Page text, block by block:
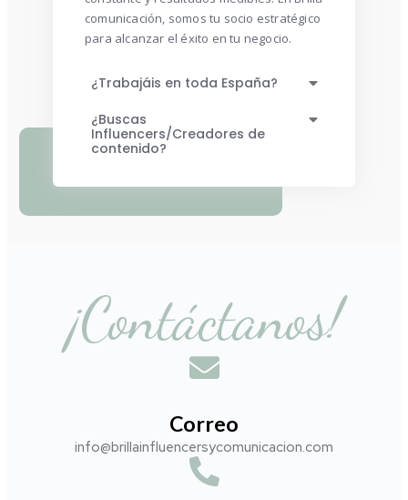
comunicación, somos tu socio estratégico
para alcanzar el éxito en tu negocio.
¿Trabajáis en toda España?
¿Buscas
Influencers/Creadores de
contenido?
¡Contáctanos!
Correo
info@brillainfluencersycomunicacion.com​